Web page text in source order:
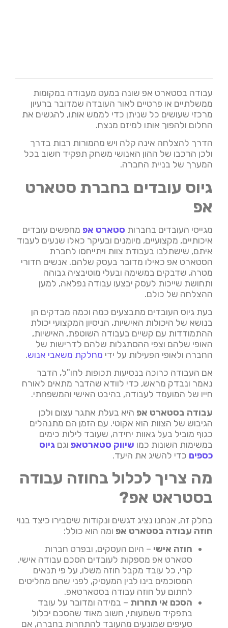
עבודה בסטארט אפ שונה במעט מעבודה במקומות
ממשלתיים או פרטיים לאור העובדה שמדובר ברעיון
מרכזי שעושים כל שניתן כדי לממש אותו, להגשים את
החלום ולהפוך אותו למיזם מנצח.
הדרך להצלחה אינה קלה ויש מהמורות רבות בדרך
ולכן הרכבו של ההון האנושי משחק תפקיד חשוב בכל
המערך של בניית החברה.
גיוס עובדים בחברת סטארט
אפ
מגייסי העובדים בחברות סטארט אפ מחפשים עובדים
איכותיים, מקצועיים, מיומנים ובעיקר כאלו שנעים לעבוד
איתם, שישתלבו בעבודת צוות ויתייחסו לחברת
הסטארט אפ כאילו מדובר בעסק שלהם. אנשים חדורי
מטרה, שדבקים במשימה ובעלי מוטיבציה גבוהה
ותחושת שייכות לעסק יבצעו עבודה נפלאה, למען
ההצלחה של כולם.
בעת גיוס העובדים מתבצעים כמה וכמה מבדקים הן
בנושא של היכולות האישיות, הניסיון המקצועי יכולת
ההתמודדות עם קשיים בעבודה השוטפת, האישיות,
האופי שלהם וצפי ההסתגלות שלהם לדרישות של
החברה ולאופי הפעילות על ידי מחלקת משאבי אנוש.
אם העבודה כרוכה בנסיעות תכופות לחו"ל, הדבר
נאמר ונבדק מראש, כדי לוודא שהדבר מתאים לאורח
חייו של המועמד לעבודה, בהיבט האישי והמשפחתי.
עבודה בסטארט אפ היא בעלת אתגר עצום ולכן
הגיבוש של הצוות הוא אקוטי. עם הזמן הם מתנהלים
כגוף מוביל בעל גאוות יחידה, שעובד לילות כימים
במשימות השונות כמו שיווק סטארטאפ וגם גיוס
כספים כדי להשיג את היעד.
מה צריך לכלול בחוזה עבודה
בסטראט אפ?
בחלק זה, אנחנו נציג דגשים ונקודות שיסבירו כיצד בנוי
חוזה עבודה בסטארט אפ ומה הוא כולל:
חוזה אישי – היום העסקים, ובפרט חברות
סטארט אפ מספקות לעובדים הסכם עבודה אישי.
קרי, כל עובד מקבל חוזה משלו, על פי תנאים
המסוכמים בינו לבין המעסיק, לפני שהם מחליטים
לחתום על חוזה עבודה בסטארטאפ.
הסכם אי תחרות – במידה ומדובר על עובד
בתפקיד משמעותי, חשוב מאוד שהסכם יכלול
סעיפים שמונעים מהעובד להתחרות בחברה, אם